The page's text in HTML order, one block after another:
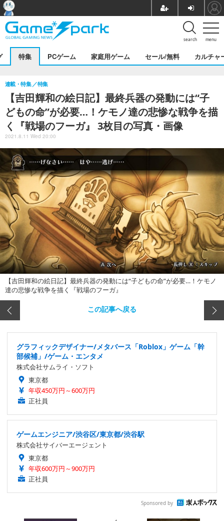
menu
search
特集 PCゲーム 家庭用ゲーム セール/無料 カルチャ
【吉田輝和の絵日記】最終兵器の発動には“子
どもの命”が必要…！ケモノ達の悲惨な戦争を描
く『戦場のフーガ』 3枚目の写真・画像
連載・特集 特集
2021.8.11 Wed 20:00
【吉田輝和の絵日記】最終兵器の発動には“子どもの命”が必要…！ケモノ
達の悲惨な戦争を描く『戦場のフーガ』
この記事へ戻る
グラフィックデザイナー/メタバース「Roblox」ゲーム「幹
部候補」/ゲーム・エンタメ
株式会社サムライ・ソフト
東京都
年収450万円～600万円
正社員
ゲームエンジニア/渋谷区/東京都/渋谷駅
株式会社サイバーエージェント
東京都
年収600万円～900万円
正社員
Sponsored by